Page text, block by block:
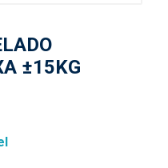
±15KG